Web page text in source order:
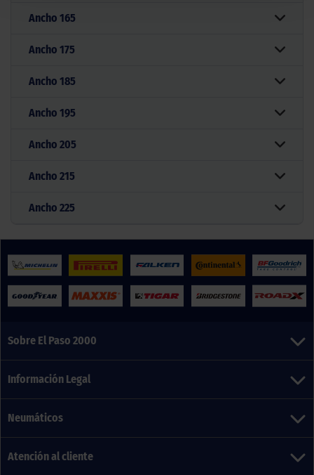
Ancho 165
Ancho 175
Ancho 185
Ancho 195
Ancho 205
Ancho 215
Ancho 225
Sobre El Paso 2000
Información Legal
Neumáticos
Atención al cliente